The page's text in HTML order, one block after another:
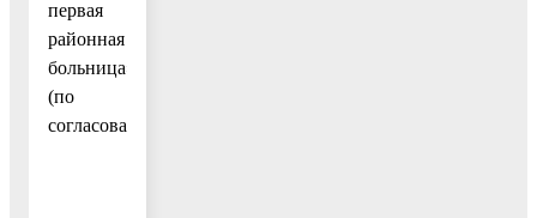
первая
районная
больница»
(по
согласованию).